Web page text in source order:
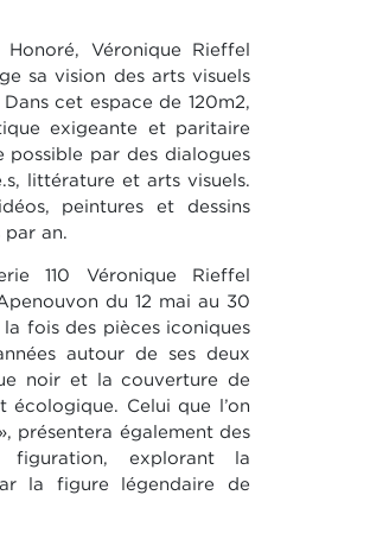
Véronique Rieffel
sa vision des arts visuels
cet espace de 120m2,
exigeante et paritaire
par des dialogues
littérature et arts visuels.
peintures et dessins
an.
110 Véronique Rieffel
du 12 mai au 30
fois des pièces iconiques
autour de ses deux
noir et la couverture de
Celui que l’on
présentera également des
explorant la
la figure légendaire de